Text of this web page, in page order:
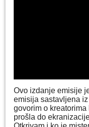
Ovo izdanje emisije
emisija sastavljena
govorim o
prošla do